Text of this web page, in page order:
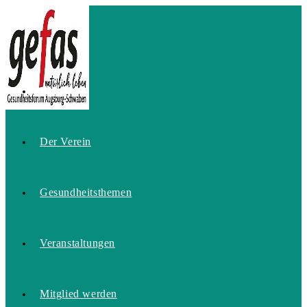
Inhalt
springen
Home
Der Verein
Gesundheitsthemen
Veranstaltungen
Mitglied werden